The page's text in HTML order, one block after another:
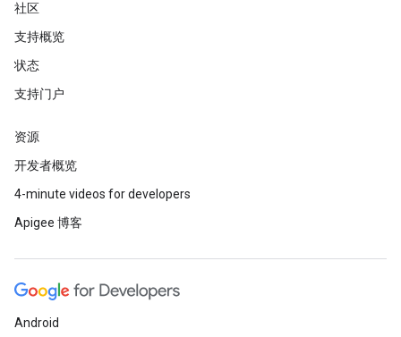
社区
支持概览
状态
支持门户
资源
开发者概览
4-minute videos for developers
Apigee 博客
Android